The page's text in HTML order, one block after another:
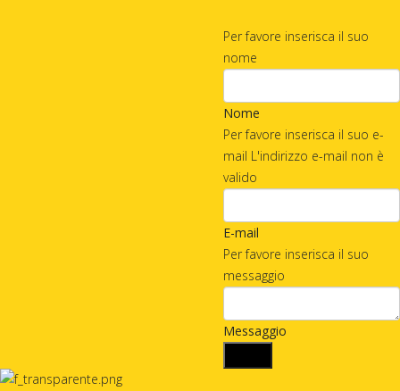
Per favore inserisca il suo
nome
Nome
Per favore inserisca il suo e-
mail L'indirizzo e-mail non è
valido
E-mail
Per favore inserisca il suo
messaggio
Messaggio